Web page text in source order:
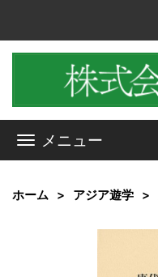
メニュー
ホーム アジア遊学